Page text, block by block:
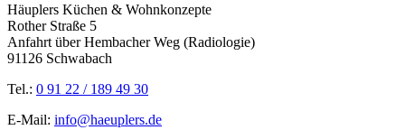
Häuplers Küchen & Wohnkonzepte
Rother Straße 5
Anfahrt über Hembacher Weg (Radiologie)
91126 Schwabach
Tel.: 0 91 22 / 189 49 30
E-Mail: info@haeuplers.de